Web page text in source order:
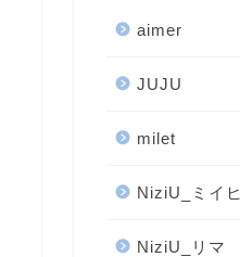
aimer
JUJU
milet
NiziU_ミイヒ
NiziU_リマ